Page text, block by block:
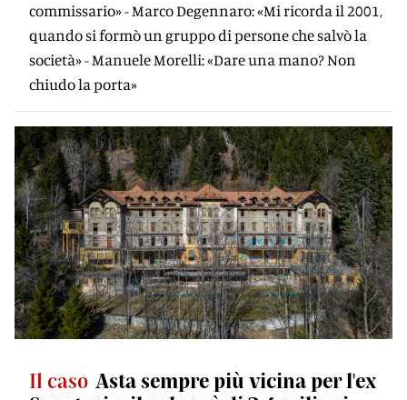
commissario» - Marco Degennaro: «Mi ricorda il 2001,
quando si formò un gruppo di persone che salvò la
società» - Manuele Morelli: «Dare una mano? Non
chiudo la porta»
Il caso Asta sempre più vicina per l'ex